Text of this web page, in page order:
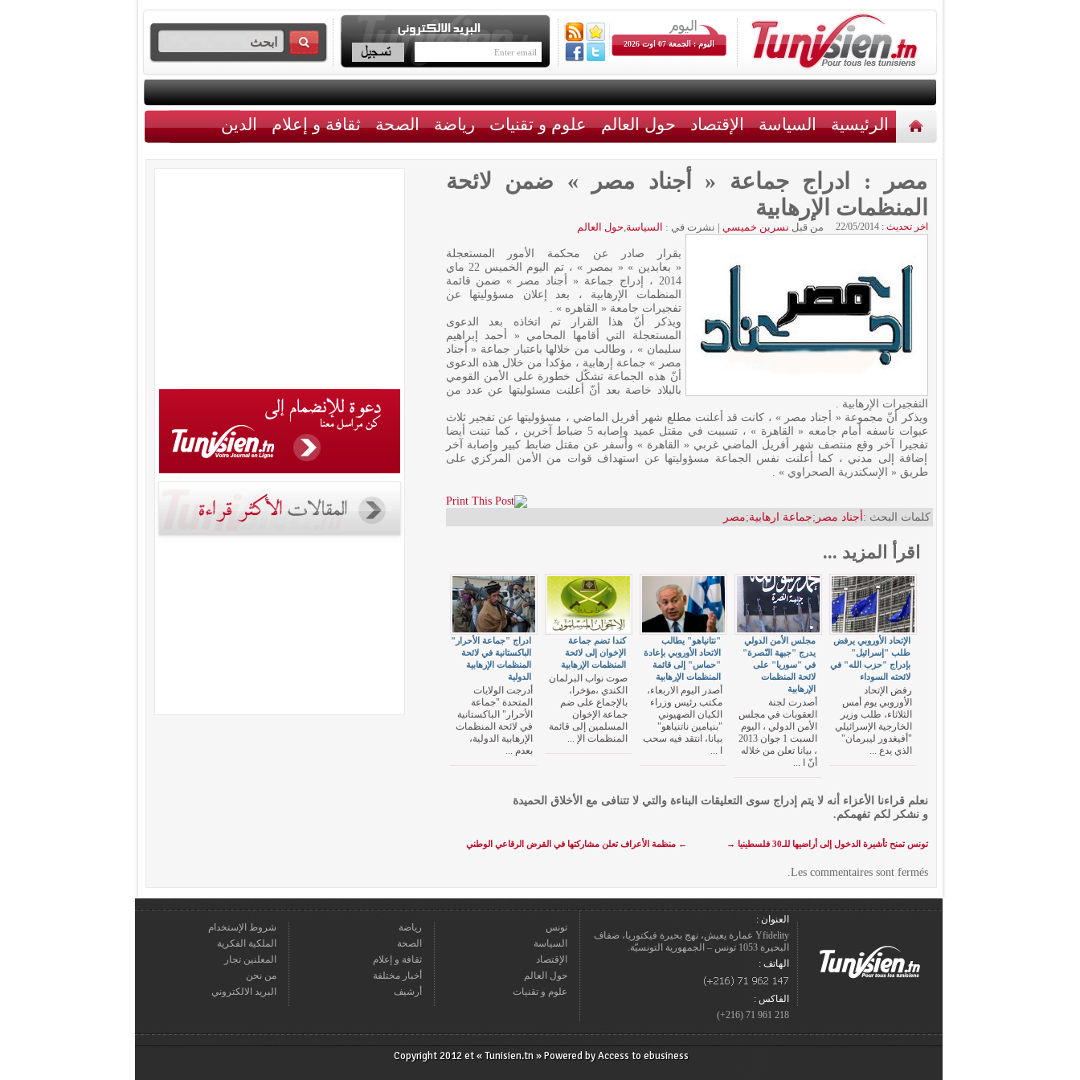
اليوم : الجمعة 07 اوت 2026
الرئيسية السياسة الإقتصاد حول العالم علوم و تقنيات رياضة الصحة ثقافة و إعلام الدين
مصر : ادراج جماعة « أجناد مصر » ضمن لائحة
المنظمات الإرهابية
اخر تحديث : 22/05/2014 من قبل نسرين خميسي | نشرت في : السياسة,حول العالم
بقرار صادر عن محكمة الأمور المستعجلة
« بعابدين » « بمصر » ، تم اليوم الخميس 22 ماي
2014 ، إدراج جماعة « أجناد مصر » ضمن قائمة
المنظمات الإرهابية ، بعد إعلان مسؤوليتها عن
تفجيرات جامعة « القاهره » .
ويذكر أنّ هذا القرار تم اتخاذه بعد الدعوى
المستعجلة التي أقامها المحامي « أحمد إبراهيم
سليمان » ، وطالب من خلالها باعتبار جماعة « أجناد
مصر » جماعة إرهابية ، مؤكدا من خلال هذه الدعوى
أنّ هذه الجماعة تشكّل خطورة على الأمن القومي
بالبلاد خاصة بعد أنّ أعلنت مسئوليتها عن عدد من
التفجيرات الإرهابية .
ويذكر أنّ مجموعة « أجناد مصر » ، كانت قد أعلنت مطلع شهر أفريل الماضي ، مسؤوليتها عن تفجير ثلاث
عبوات ناسفه أمام جامعه « القاهرة » ، تسببت في مقتل عميد وإصابه 5 ضباط آخرين ، كما تبنت أيضا
تفجيرا آخر وقع منتصف شهر أفريل الماضي غربي « القاهرة » وأسفر عن مقتل ضابط كبير وإصابة آخر
إضافة إلى مدني ، كما أعلنت نفس الجماعة مسؤوليتها عن استهداف قوات من الأمن المركزي على
طريق « الإسكندرية الصحراوي » .
كلمات البحث : أجناد مصر ;جماعة ارهابية;مصر
اقرأ المزيد ...
ادراج "جماعة الأحرار"
الباكستانية في لائحة
المنظمات الإرهابية
الدولية
أدرجت الولايات
المتحدة "جماعة
الأحرار" الباكستانية
في لائحة المنظمات
الإرهابية الدولية،
بعدم ...
كندا تضم جماعة
الإخوان إلى لائحة
المنظمات الإرهابية
صوت نواب البرلمان
الكندي ،مؤخرا،
بالإجماع على ضم
جماعة الإخوان
المسلمين إلى قائمة
المنظمات الإ ...
"نتانياهو" يطالب
الاتحاد الأوروبي بإعادة
"حماس" إلى قائمة
المنظمات الإرهابية
أصدر اليوم الاربعاء،
مكتب رئيس وزراء
الكيان الصهيوني
"بنيامين ناتنياهو"
بيانا، انتقد فيه سحب
ا ...
مجلس الأمن الدولي
يدرج "جبهة النّصرة"
في "سوريا" على
لائحة المنظمات
الإرهابية
أصدرت لجنة
العقوبات في مجلس
الأمن الدولي ، اليوم
السبت 1 جوان 2013
، بيانا تعلن من خلاله
أنّ ا ...
الإتحاد الأوروبي يرفض
طلب "إسرائيل"
بإدراج "حزب الله" في
لائحته السوداء
رفض الإتحاد
الأوروبي يوم أمس
الثلاثاء، طلب وزير
الخارجية الإسرائيلي
"أفيغدور ليبرمان"
الذي يدع ...
نعلم قراءنا الأعزاء أنه لا يتم إدراج سوى التعليقات البناءة والتي لا تتنافى مع الأخلاق الحميدة
و نشكر لكم تفهمكم.
← منظمة الأعراف تعلن مشاركتها في القرض الرقاعي الوطني تونس تمنح تأشيرة الدخول إلى أراضيها للـ30 فلسطينيا →
Les commentaires sont fermés.
العنوان :
Yfidelity عمارة يعيش، نهج بحيرة فيكتوريا، ضفاف
البحيرة 1053 تونس – الجمهورية التونسيّة.
الهاتف :
الفاكس :
218 961 71 (216+)
تونس
السياسة
الإقتصاد
حول العالم
علوم و تقنيات
رياضة
الصحة
ثقافة و إعلام
أخبار مختلفة
أرشيف
شروط الإستخدام
الملكية الفكرية
المعلنين تجار
من نحن
البريد الالكتروني
Copyright 2012 et « Tunisien.tn » Powered byAccess to ebusiness